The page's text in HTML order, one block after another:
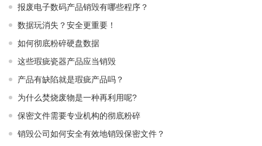
报废电子数码产品销毁有哪些程序？
数据玩消失？安全更重要！
如何彻底粉碎硬盘数据
这些瑕疵瓷器产品应当销毁
产品有缺陷就是瑕疵产品吗？
为什么焚烧废物是一种再利用呢?
保密文件需要专业机构的彻底粉碎
销毁公司如何安全有效地销毁保密文件？